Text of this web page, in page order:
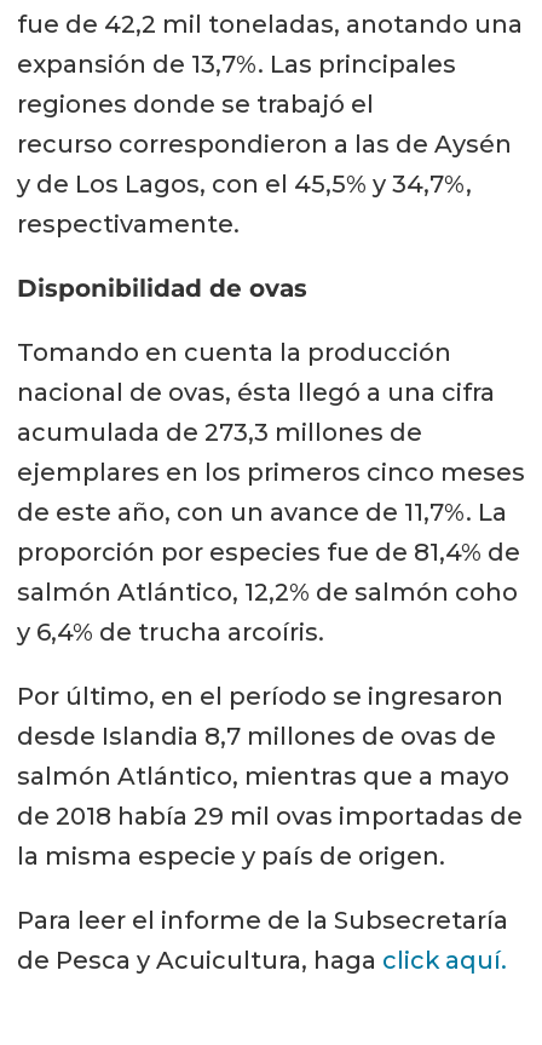
fue de 42,2 mil toneladas, anotando una
expansión de 13,7%. Las principales
regiones donde se trabajó el
recurso correspondieron a las de Aysén
y de Los Lagos, con el 45,5% y 34,7%,
respectivamente.
Disponibilidad de ovas
Tomando en cuenta la producción
nacional de ovas, ésta llegó a una cifra
acumulada de 273,3 millones de
ejemplares en los primeros cinco meses
de este año, con un avance de 11,7%. La
proporción por especies fue de 81,4% de
salmón Atlántico, 12,2% de salmón coho
y 6,4% de trucha arcoíris.
Por último, en el período se ingresaron
desde Islandia 8,7 millones de ovas de
salmón Atlántico, mientras que a mayo
de 2018 había 29 mil ovas importadas de
la misma especie y país de origen.
Para leer el informe de la Subsecretaría
de Pesca y Acuicultura, haga click aquí.